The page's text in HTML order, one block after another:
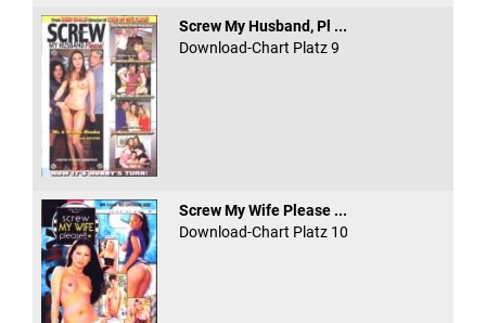
Screw My Husband, Pl ...
Download-Chart Platz 9
Screw My Wife Please ...
Download-Chart Platz 10